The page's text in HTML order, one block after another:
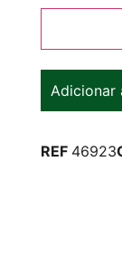
Adicionar
REF 46923